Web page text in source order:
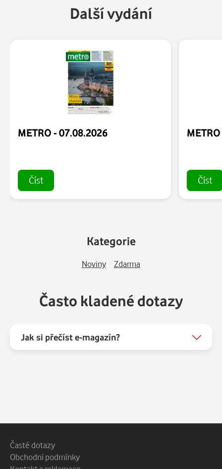
Další vydání
METRO - 07.08.2026
Číst Číst
Kategorie
Noviny Zdarma
Často kladené dotazy
Jak si přečíst e-magazín?
Patička webu
Vedlejší navigace
Časté dotazy
Obchodní podmínky